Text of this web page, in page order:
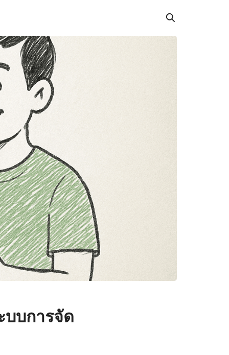
บบการจัด